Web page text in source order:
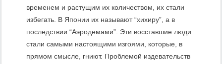
временем и растущим их количеством, их стали
избегать. В Японии их называют “хихиру”, а в
последствии “Аэродемами”. Эти восставшие люди
стали самыми настоящими изгоями, которые, в
прямом смысле, гниют. Проблемой издевательств